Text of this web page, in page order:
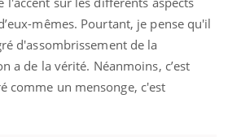
mêmes. Pourtant, je pense qu'il
d'assombrissement de la
a de la vérité. Néanmoins, c’est
comme un mensonge, c'est